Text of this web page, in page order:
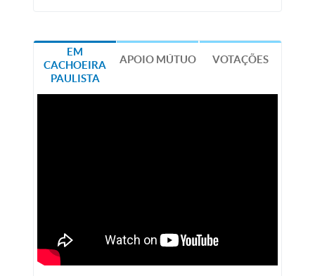
EM
CACHOEIRA
PAULISTA
APOIO MÚTUO VOTAÇÕES